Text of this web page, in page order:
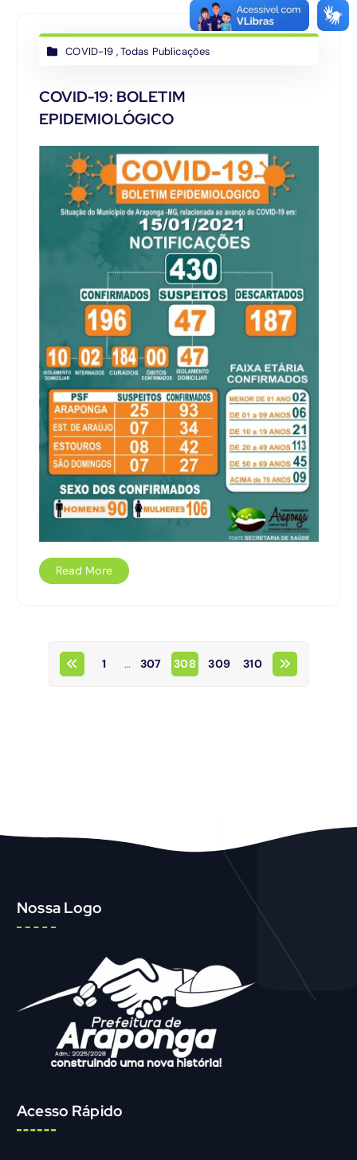
COVID-19 ,Todas Publicações
COVID-19: BOLETIM
EPIDEMIOLÓGICO
Read More
1 … 307 308 309 310
Nossa Logo
Acesso Rápido